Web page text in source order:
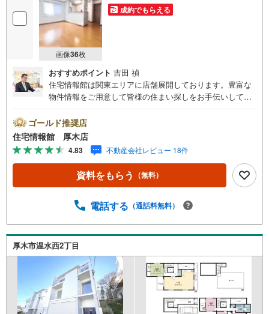
画像36枚
成約でもらえる
おすすめポイント 吉田 禎
住宅情報館は関東エリアに店舗展開しております。豊富な
物件情報をご用意して皆様の住まい探しをお手伝いしてお
さい。住宅ローン相談会も同時開催中無理のない住宅ロー
ンの試算やご購入の際にかかる諸費用の概算も行っており
ます。しっかりとした資金計画のアドバイスをさせて頂き
ますので、お気軽にご相談ください。
ゴールド推奨店
住宅情報館 厚木店
4.83 不動産会社レビュー 18件
資料をもらう （無料）
電話する （通話料無料）
厚木市温水西2丁目